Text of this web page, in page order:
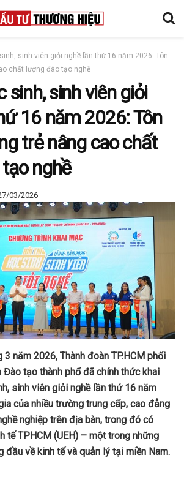
sinh viên giỏi nghề lần thứ 16 năm 2026: Tôn
chất lượng đào tạo nghề
sinh, sinh viên giỏi
16 năm 2026: Tôn
trẻ nâng cao chất
nghề
03/2026
3 năm 2026, Thành đoàn TP.HCM phối
Đào tạo thành phố đã chính thức khai
sinh viên giỏi nghề lần thứ 16 năm
của nhiều trường trung cấp, cao đẳng
nghiệp trên địa bàn, trong đó có
tế TPHCM (UEH) – một trong những
đầu về kinh tế và quản lý tại miền Nam.